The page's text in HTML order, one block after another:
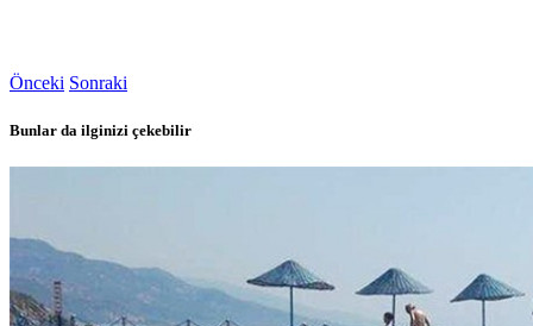
Önceki Sonraki
Bunlar da ilginizi çekebilir